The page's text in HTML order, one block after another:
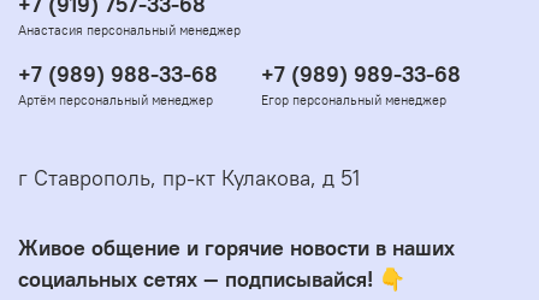
Анастасия персональный менеджер
+7 (989) 988-33-68
Артём персональный менеджер
+7 (989) 989-33-68
Егор персональный менеджер
г Ставрополь, пр-кт Кулакова, д 51
Живое общение и горячие новости в наших
социальных сетях — подписывайся! 👇